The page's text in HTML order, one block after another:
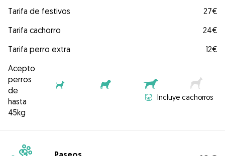
Tarifa de festivos
27€
Tarifa cachorro
24€
Tarifa perro extra
12€
Acepto
perros
de
hasta
45kg
Incluye cachorros